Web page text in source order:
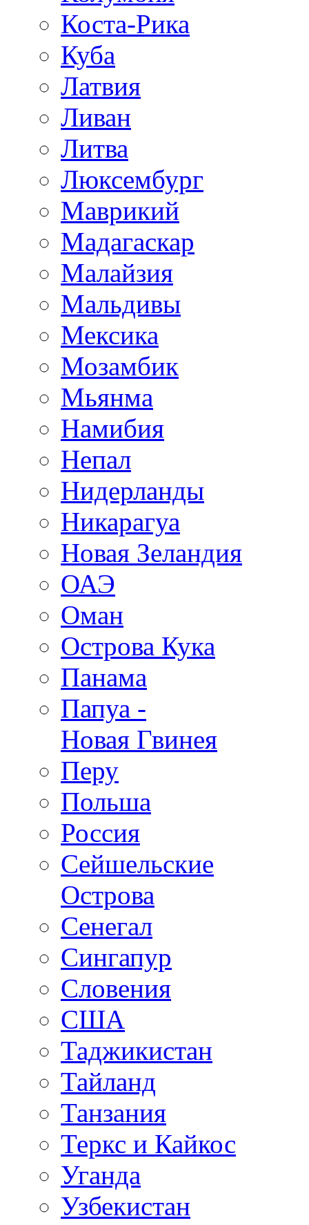
Коста-Рика
Куба
Латвия
Ливан
Литва
Люксембург
Маврикий
Мадагаскар
Малайзия
Мальдивы
Мексика
Мозамбик
Мьянма
Намибия
Непал
Нидерланды
Никарагуа
Новая Зеландия
ОАЭ
Оман
Острова Кука
Панама
Папуа -
Новая Гвинея
Перу
Польша
Россия
Сейшельские
Острова
Сенегал
Сингапур
Словения
США
Таджикистан
Тайланд
Танзания
Теркс и Кайкос
Уганда
Узбекистан